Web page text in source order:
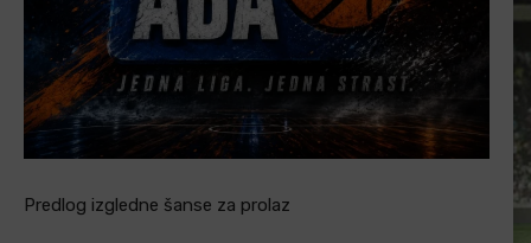
Predlog izgledne šanse za prolaz